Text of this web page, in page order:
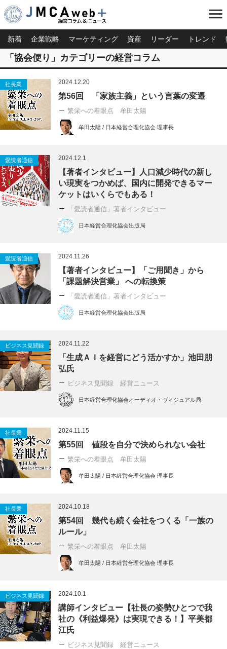
menu
新着 企業戦略 マーケティング 資産 リーダー トレンド
「協会便り」カテゴリーの経営コラム
社長業 2024.12.20
第56回 「家族主義」という言葉の変遷
繁栄への着眼点 牟田太陽
牟田太陽 / 日本経営合理化協会 理事長
愛読者通信 2024.12.1
【著者インタビュー】人口減少時代の新し
い現実をつかめば、国内に開発できるマー
ケットはいくらでもある！
「愛読者通信」著者インタビュー
日本経営合理化協会出版局
愛読者通信 2024.11.26
【著者インタビュー】「ご用聞き」から
「課題解決営業」 への転換策
「愛読者通信」著者インタビュー
日本経営合理化協会出版局
ビジネス見聞録 2024.11.22
「生成ＡＩを経営にどう活かすか」池田朋
弘氏
ビジネス見聞録 経営ニュース
日本経営合理化協会オーディオ・ヴィジュアル局
社長業 2024.11.15
第55回 値段を自分で決められない会社
繁栄への着眼点 牟田太陽
牟田太陽 / 日本経営合理化協会 理事長
社長業 2024.10.18
第54回 幾代も続く会社をつくる「一族の
ルール」
繁栄への着眼点 牟田太陽
牟田太陽 / 日本経営合理化協会 理事長
ビジネス見聞録 2024.10.1
講師インタビュー【社長の姿勢ひとつで我
社の《利益爆発》は実現できる！】平美都
江氏
ビジネス見聞録 経営ニュース